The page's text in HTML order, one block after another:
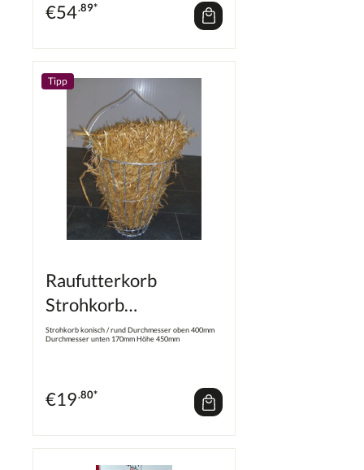
€54.89*
Tipp
Raufutterkorb
Strohkorb
Grünfutterkorb
Strohkorb konisch / rund Durchmesser oben 400mm
Durchmesser unten 170mm Höhe 450mm
€19.80*